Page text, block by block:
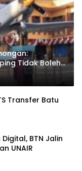
Tidak Boleh
Transfer Batu
BTN Jalin
UNAIR